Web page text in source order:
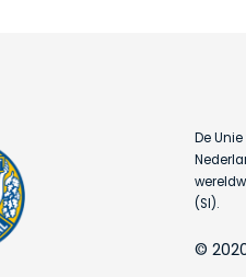
De
(SI).
©